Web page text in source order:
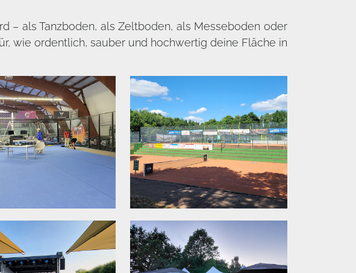
– als Tanzboden, als Zeltboden, als Messeboden oder
wie ordentlich, sauber und hochwertig deine Fläche in